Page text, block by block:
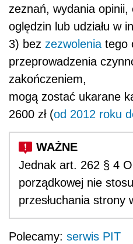
zeznań, wydania
oględzin lub udziału w
3) bez zezwolenia tego
przeprowadzenia
zakończeniem,
mogą zostać ukarane
2600 zł (od 2012 roku
Jednak art. 262 § 4
porządkowej nie
przesłuchania
Polecamy: serwis PIT